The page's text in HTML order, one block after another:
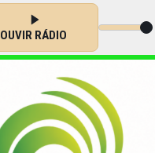
OUVIR RÁDIO